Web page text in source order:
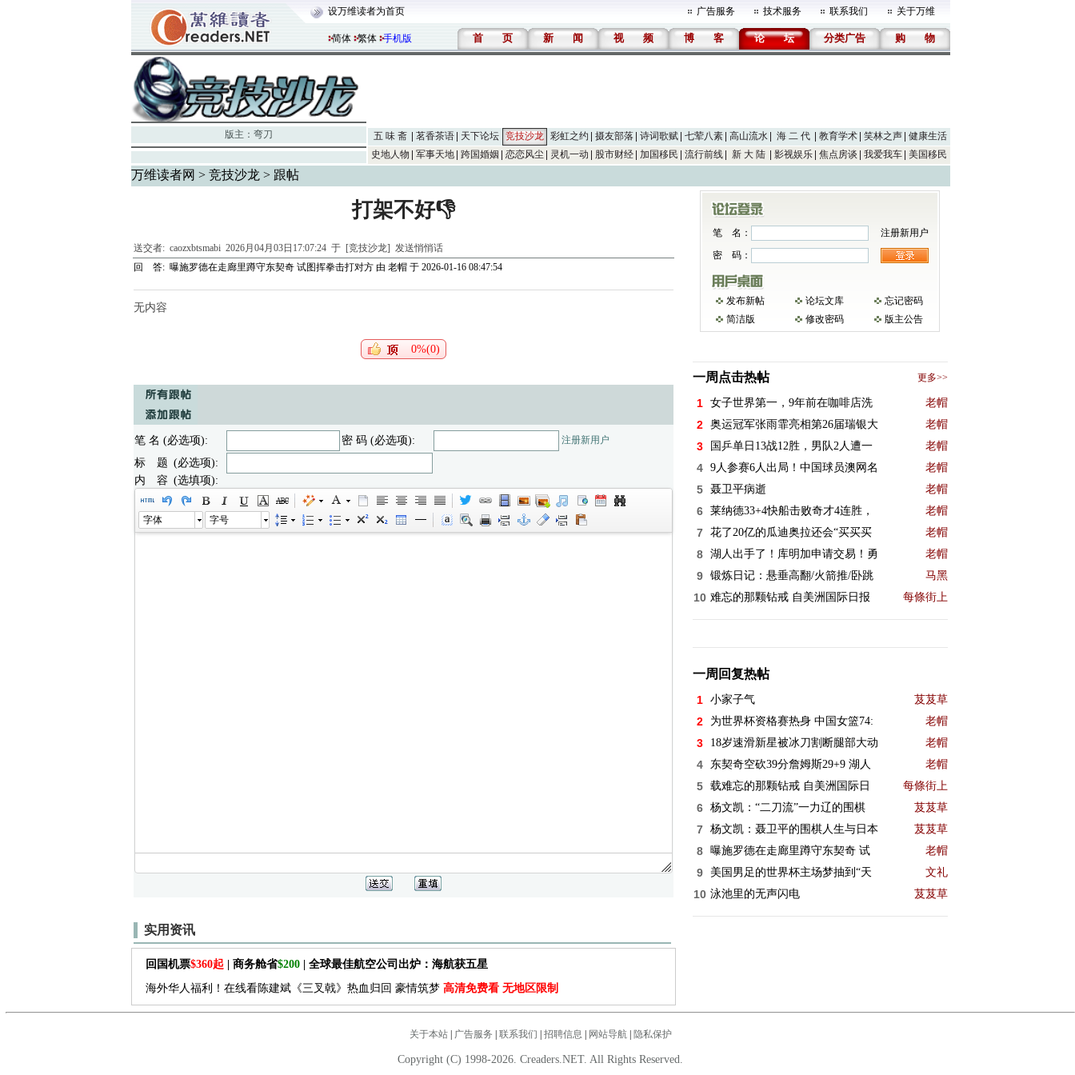
设万维读者为首页 广告服务 技术服务 联系我们 关于万维
简体 繁体 手机版 首 页 新 闻 视 频 博 客 论 坛 分类广告 购 物
版主： 弯刀 五 味 斋 茗香茶语 天下论坛 竞技沙龙 彩虹之约 摄友部落 诗词歌赋 七荤八素 高山流水 海 二 代 教育学术 笑林之声
健康生活
史地人物
军事天地 跨国婚姻 恋恋风尘 灵机一动 股市财经 加国移民 流行前线 新 大 陆 影视娱乐 焦点房谈 我爱我车 美国移民
万维读者网 > 竞技沙龙 > 跟帖
打架不好👎
送交者: caozxbtsmabi2026月04月03日17:07:24 于 [竞技沙龙] 发送悄悄话
回 答: 曝施罗德在走廊里蹲守东契奇 试图挥拳击打对方由 老帽于 2026-01-16 08:47:54
无内容
0%(0)
笔 名 (必选项): 密 码 (必选项): 注册新用户
标 题 (必选项):
内 容 (选填项):
字体 字号
实用资讯
回国机票$360起 | 商务舱省$200| 全球最佳航空公司出炉：海航获五星
海外华人福利！在线看陈建斌《三叉戟》热血归回 豪情筑梦 高清免费看 无地区限制
笔 名：
注册新用户
密 码：
发布新帖 论坛文库
忘记密码
简洁版
修改密码 版主公告
一周点击热帖 更多>>
1 女子世界第一，9年前在咖啡店洗 老帽
2 奥运冠军张雨霏亮相第26届瑞银大 老帽
3 国乒单日13战12胜，男队2人遭一 老帽
4 9人参赛6人出局！中国球员澳网名 老帽
5 聂卫平病逝 老帽
6 莱纳德33+4快船击败奇才4连胜， 老帽
7 花了20亿的瓜迪奥拉还会“买买买 老帽
8 湖人出手了！库明加申请交易！勇 老帽
9 锻炼日记：悬垂高翻/火箭推/卧跳 马黑
10 难忘的那颗钻戒 自美洲国际日报 每條街上
一周回复热帖
1 小家子气 芨芨草
2 为世界杯资格赛热身 中国女篮74: 老帽
3 18岁速滑新星被冰刀割断腿部大动 老帽
4 东契奇空砍39分詹姆斯29+9 湖人 老帽
5 载难忘的那颗钻戒 自美洲国际日 每條街上
6 杨文凯：“二刀流”一力辽的围棋 芨芨草
7 杨文凯：聂卫平的围棋人生与日本 芨芨草
8 曝施罗德在走廊里蹲守东契奇 试 老帽
9 美国男足的世界杯主场梦抽到“天 文礼
10 泳池里的无声闪电 芨芨草
关于本站| 广告服务 联系我们 招聘信息 网站导航| 隐私保护
Copyright (C) 1998-2026. Creaders.NET. All Rights Reserved.